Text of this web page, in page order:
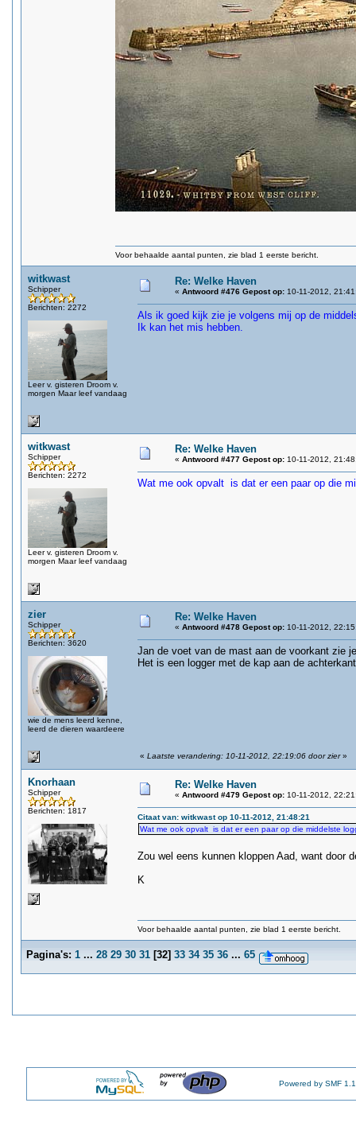
Voor behaalde aantal punten, zie blad 1 eerste bericht.
witkwast
Schipper
Berichten: 2272
Leer v. gisteren Droom v.
morgen Maar leef vandaag
Re: Welke Haven
« Antwoord #476 Gepost op: 10-11-2012,
Als ik goed kijk zie je volgens mij op de
Ik kan het mis hebben.
witkwast
Schipper
Berichten: 2272
Leer v. gisteren Droom v.
morgen Maar leef vandaag
Re: Welke Haven
« Antwoord #477 Gepost op: 10-11-2012,
Wat me ook opvalt is dat er een paar op die
zier
Schipper
Berichten: 3620
wie de mens leerd kenne,
leerd de dieren waardeere
Re: Welke Haven
« Antwoord #478 Gepost op: 10-11-2012,
Jan de voet van de mast aan de voorkant zie
Het is een logger met de kap aan de
« Laatste verandering: 10-11-2012, 22:19:06 door zier»
Knorhaan
Schipper
Berichten: 1817
Re: Welke Haven
« Antwoord #479 Gepost op: 10-11-2012,
Citaat van: witkwast op 10-11-2012, 21:48:21
Wat me ook opvalt is dat er een paar op die middelste
Zou wel eens kunnen kloppen Aad, want
K
Voor behaalde aantal punten, zie blad 1 eerste bericht.
Pagina's: 1 ... 28 29 30 31 [32] 33 34 35 36 ... 65
Powered by SMF